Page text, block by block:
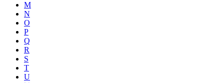
M
N
O
P
Q
R
S
T
U